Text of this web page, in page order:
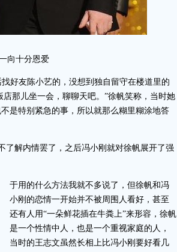
向十分恩爱
友陈小艺的，没想到独自留守在楼道里的
那儿坐一会，聊聊天吧。”徐帆笑称，当时她
是特别紧急的事，所以就那么糊里糊涂地答
解内情罢了，之后冯小刚就对徐帆展开了强
于用的什么方法我就不多说了，但徐帆和冯
小刚的恋情一开始并不被周围人看好，甚至
还有人用“一朵鲜花插在牛粪上”来形容，徐帆
是一个性情中人，也是一个重视家庭的人，
当时的王志文虽然长相上比冯小刚要好看几